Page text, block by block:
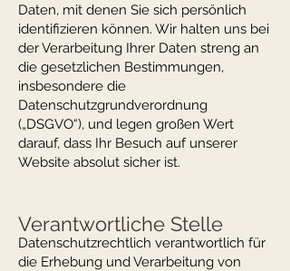
Daten, mit denen Sie sich persönlich
identifizieren können. Wir halten uns bei
der Verarbeitung Ihrer Daten streng an
die gesetzlichen Bestimmungen,
insbesondere die
Datenschutzgrundverordnung
(„DSGVO“), und legen großen Wert
darauf, dass Ihr Besuch auf unserer
Website absolut sicher ist.
Verantwortliche Stelle
Datenschutzrechtlich verantwortlich für
die Erhebung und Verarbeitung von